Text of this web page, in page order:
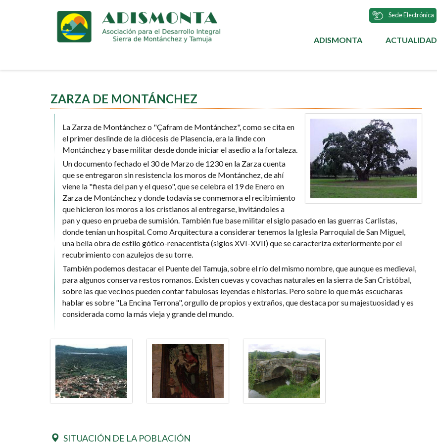
Sede Electrónica
ADISMONTA ACTUALIDAD
ZARZA DE MONTÁNCHEZ
La Zarza de Montánchez o "Çafram de Montánchez", como se cita en
el primer deslinde de la diócesis de Plasencia, era la linde con
Montánchez y base militar desde donde iniciar el asedio a la fortaleza.
Un documento fechado el 30 de Marzo de 1230 en la Zarza cuenta
que se entregaron sin resistencia los moros de Montánchez, de ahí
viene la "fiesta del pan y el queso", que se celebra el 19 de Enero en
Zarza de Montánchez y donde todavía se conmemora el recibimiento
que hicieron los moros a los cristianos al entregarse, invitándoles a
pan y queso en prueba de sumisión. También fue base militar el siglo pasado en las guerras Carlistas,
donde tenían un hospital. Como Arquitectura a considerar tenemos la Iglesia Parroquial de San Miguel,
una bella obra de estilo gótico-renacentista (siglos XVI-XVII) que se caracteriza exteriormente por el
recubrimiento con azulejos de su torre.
También podemos destacar el Puente del Tamuja, sobre el río del mismo nombre, que aunque es medieval,
para algunos conserva restos romanos. Existen cuevas y covachas naturales en la sierra de San Cristóbal,
sobre las que vecinos pueden contar fabulosas leyendas e historias. Pero sobre lo que más escucharas
hablar es sobre "La Encina Terrona", orgullo de propios y extraños, que destaca por su majestuosidad y es
considerada como la más vieja y grande del mundo.
SITUACIÓN DE LA POBLACIÓN